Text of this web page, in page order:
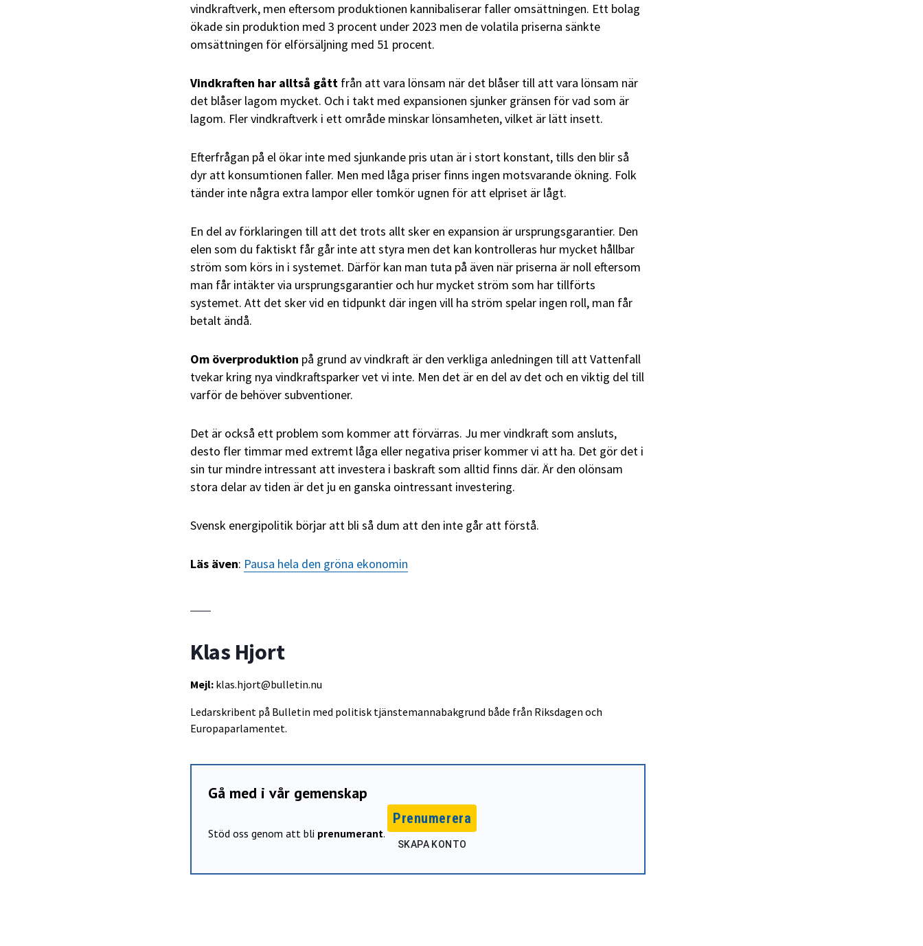
vindkraftverk, men eftersom produktionen kannibaliserar faller omsättningen. Ett bolag
ökade sin produktion med 3 procent under 2023 men de volatila priserna sänkte
omsättningen för elförsäljning med 51 procent.
Vindkraften har alltså gått från att vara lönsam när det blåser till att vara lönsam när
det blåser lagom mycket. Och i takt med expansionen sjunker gränsen för vad som är
lagom. Fler vindkraftverk i ett område minskar lönsamheten, vilket är lätt insett.
Efterfrågan på el ökar inte med sjunkande pris utan är i stort konstant, tills den blir så
dyr att konsumtionen faller. Men med låga priser finns ingen motsvarande ökning. Folk
tänder inte några extra lampor eller tomkör ugnen för att elpriset är lågt.
En del av förklaringen till att det trots allt sker en expansion är ursprungsgarantier. Den
elen som du faktiskt får går inte att styra men det kan kontrolleras hur mycket hållbar
ström som körs in i systemet. Därför kan man tuta på även när priserna är noll eftersom
man får intäkter via ursprungsgarantier och hur mycket ström som har tillförts
systemet. Att det sker vid en tidpunkt där ingen vill ha ström spelar ingen roll, man får
betalt ändå.
Om överproduktion på grund av vindkraft är den verkliga anledningen till att Vattenfall
tvekar kring nya vindkraftsparker vet vi inte. Men det är en del av det och en viktig del till
varför de behöver subventioner.
Det är också ett problem som kommer att förvärras. Ju mer vindkraft som ansluts,
desto fler timmar med extremt låga eller negativa priser kommer vi att ha. Det gör det i
sin tur mindre intressant att investera i baskraft som alltid finns där. Är den olönsam
stora delar av tiden är det ju en ganska ointressant investering.
Svensk energipolitik börjar att bli så dum att den inte går att förstå.
Läs även: Pausa hela den gröna ekonomin
Klas Hjort
Mejl: klas.hjort@bulletin.nu
Ledarskribent på Bulletin med politisk tjänstemannabakgrund både från Riksdagen och
Europaparlamentet.
Gå med i vår gemenskap
Stöd oss genom att bli prenumerant.
Prenumerera
SKAPA KONTO